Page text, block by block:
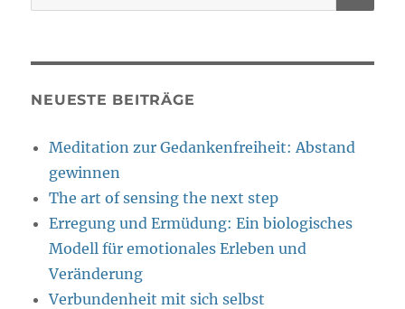
nach:
NEUESTE BEITRÄGE
Meditation zur Gedankenfreiheit: Abstand
gewinnen
The art of sensing the next step
Erregung und Ermüdung: Ein biologisches
Modell für emotionales Erleben und
Veränderung
Verbundenheit mit sich selbst